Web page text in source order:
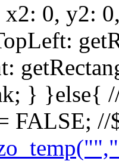
0, y2:
} }else{
FALSE;